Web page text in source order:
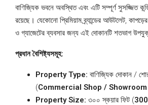
বাণিজ্যিক ভবনে অবস্থিত এবং এটি সম্পূর্ণ সুসজ্জিত
রয়েছে। যেকোনো প্রিমিয়াম ব্র্যান্ডের আউটলেট,
ও গ্যাজেটের ব্যবসার জন্য এই দোকানটি শতভাগ
প্রধান বৈশিষ্ট্যসমূহ:
Property Type: বাণিজ্যিক দোকান /
(Commercial Shop /
Property Size: ৩০০ স্কয়ার ফিট (